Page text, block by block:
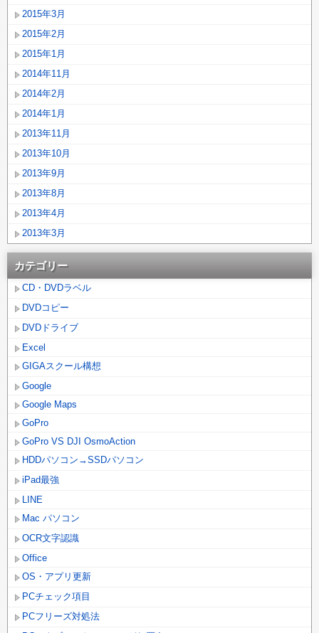
2015年3月
2015年2月
2015年1月
2014年11月
2014年2月
2014年1月
2013年11月
2013年10月
2013年9月
2013年8月
2013年4月
2013年3月
カテゴリー
CD・DVDラベル
DVDコピー
DVDドライブ
Excel
GIGAスクール構想
Google
Google Maps
GoPro
GoPro VS DJI OsmoAction
HDDパソコン→SSDパソコン
iPad最強
LINE
Mac パソコン
OCR文字認識
Office
OS・アプリ更新
PCチェック項目
PCフリーズ対処法